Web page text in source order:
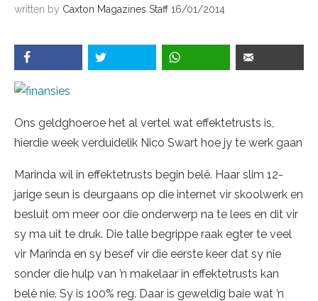
written by Caxton Magazines Staff 16/01/2014
Ons geldghoeroe het al vertel wat effektetrusts is,
hierdie week verduidelik Nico Swart hoe jy te werk gaan
Marinda wil in effektetrusts begin belê. Haar slim 12-
jarige seun is deurgaans op die internet vir skoolwerk en
besluit om meer oor die onderwerp na te lees en dit vir
sy ma uit te druk. Die talle begrippe raak egter te veel
vir Marinda en sy besef vir die eerste keer dat sy nie
sonder die hulp van ’n makelaar in effektetrusts kan
belê nie. Sy is 100% reg. Daar is geweldig baie wat ’n